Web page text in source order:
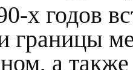
х годов
границы
а также